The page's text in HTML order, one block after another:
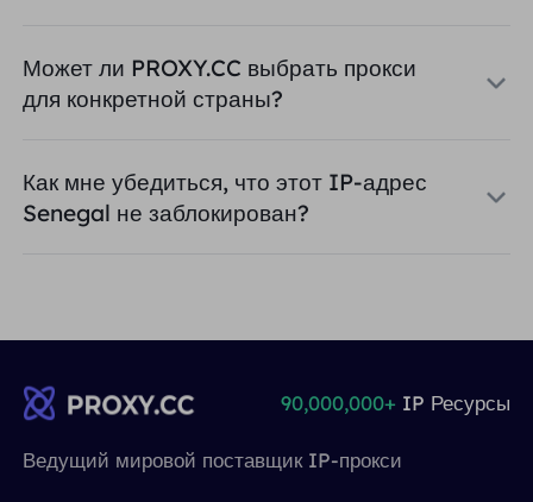
Может ли PROXY.CC выбрать прокси
для конкретной страны?
Как мне убедиться, что этот IP-адрес
Senegal не заблокирован?
Ведущий мировой поставщик IP-прокси
90,000,000+ IP Ресурсы